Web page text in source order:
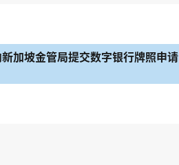
加坡金管局提交数字银行牌照申请